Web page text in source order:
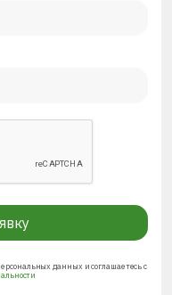
данных и соглашаетесь с